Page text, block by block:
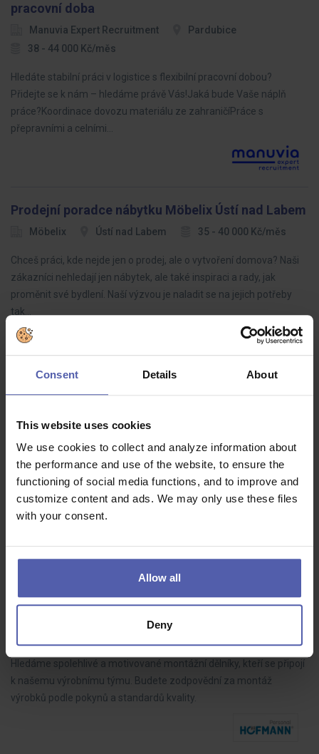
Consent Details About
This website uses cookies
We use cookies to collect and analyze information about
the performance and use of the website, to ensure the
functioning of social media functions, and to improve and
customize content and ads. We may only use these files
with your consent.
Allow all
Deny
pracovní doba
Manuvia Expert Recruitment
Pardubice
38 - 44 000 Kč/měs
Hledáte stabilní práci v logistice s flexibilní pracovní dobou?
Přidejte se k nám – hledáme právě Vás!Jaká bude Vaše náplň
práce?Koordinace dovozu materiálu ze zahraničíPráce s
přepravními a celními…
Prodejní poradce nábytku Möbelix Ústí nad Labem
Möbelix Ústí nad Labem 35 - 40 000 Kč/měs
Chceš práci, kde nejde jen o prodej, ale o vytvoření domova? Naši
zákazníci nehledají jen nábytek, ale také inspiraci a rady, jak
proměnit své bydlení. Naší výzvou je naladit se na jejich potřeby
tak…
LEAN specialista (ž/m)
Do našeho týmu hledáme LEAN technika, který bude aktivně
rozvíjet výrobní procesy, řídit zlepšovací projekty a spolupracovat s
kolegy napříč výrobou. Pokud máte analytické myšlení, dokážete
dotahovat…
Montážní dělník ve výrobě BEZ NOČNÍCH (M/Ž)
Hledáme spolehlivé a motivované montážní dělníky, kteří se připojí
k našemu výrobnímu týmu. Budete zodpovědní za montáž
výrobků podle pokynů a standardů kvality.